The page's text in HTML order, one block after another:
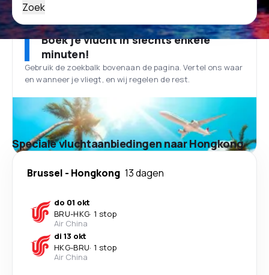
Zoek
Boek je vlucht in slechts enkele
minuten!
Gebruik de zoekbalk bovenaan de pagina. Vertel ons waar
en wanneer je vliegt, en wij regelen de rest.
Speciale vluchtaanbiedingen naar Hongkong
Brussel - Hongkong 13 dagen
do 01 okt
BRU-HKG· 1 stop
Air China
di 13 okt
HKG-BRU· 1 stop
Air China